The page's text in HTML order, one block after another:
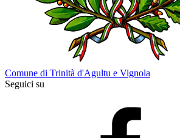
Comune di Trinità d'Agultu e Vignola
Seguici su